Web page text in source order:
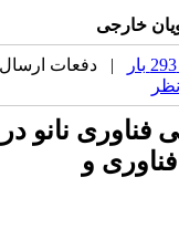
خارجی
| دفعات ارسال
فناوری نانو در
و